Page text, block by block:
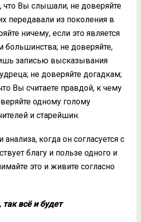
что Вы слышали; не доверяйте
передавали из поколения в
ничему, если это является
не доверяйте,
записью высказывания
не доверяйте догадкам;
Вы считаете правдой, к чему
одному голому
и старейшин.
когда он согласуется с
благу и пользе одного и
это и живите согласно
всё и будет